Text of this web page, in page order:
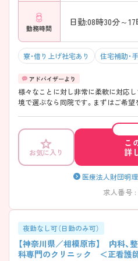
勤務時間
日勤:08時30分～17
寮・借り上げ社宅あり 住宅補助・
様々なことに対し非常に柔軟に対応
境で選ぶなら同院です。まずはご希望
お気に入り
こ
詳
医療法人財団明
求人番号 :
夜勤なし可（日勤のみ可）
【神奈川県／相模原市】 内科、
科専門のクリニック ＜正看護